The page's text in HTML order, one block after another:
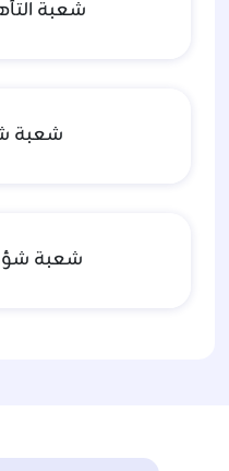
شعبة
شعبة
شعبة